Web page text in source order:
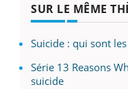
SUR LE MÊME
Suicide : qui sont
Série 13 Reasons
suicide